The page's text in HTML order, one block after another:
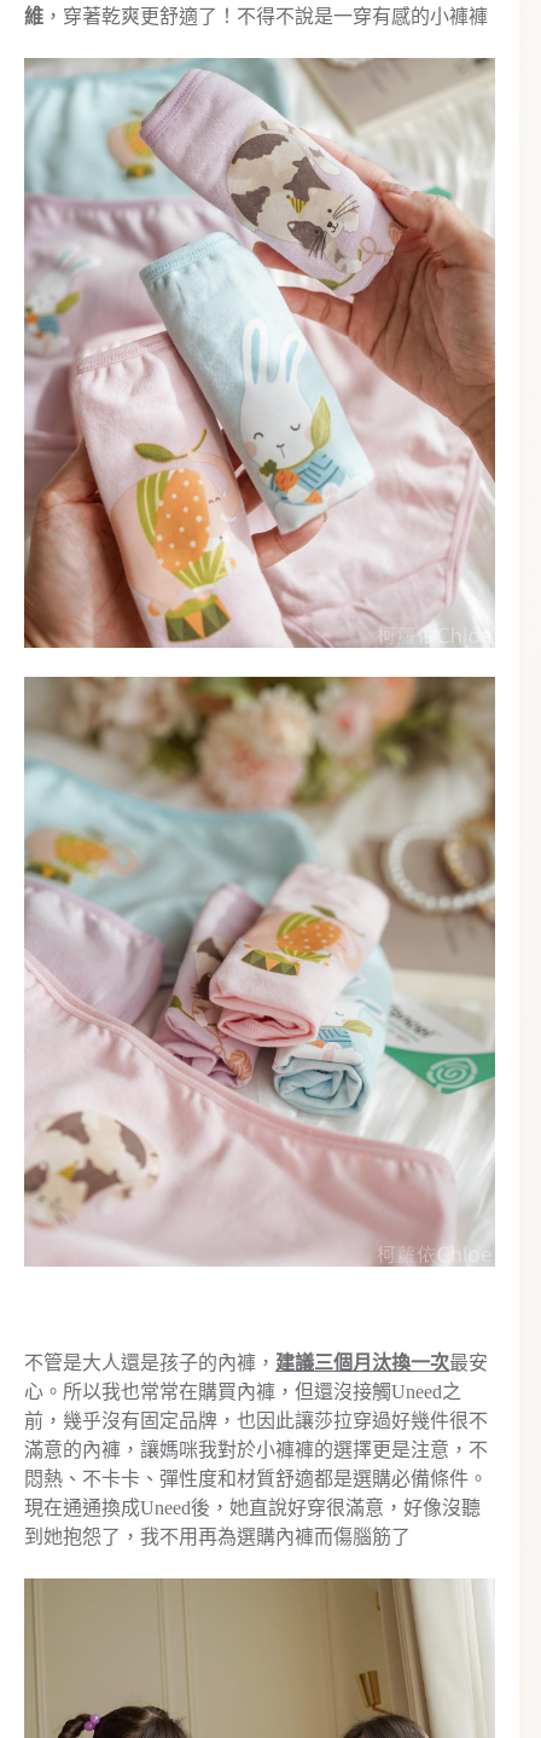
維 ，穿著乾爽更舒適了！不得不說是一穿有感的小褲褲
不管是大人還是孩子的內褲， 建議三個月汰換一次最安
心。所以我也常常在購買內褲，但還沒接觸Uneed之
前，幾乎沒有固定品牌，也因此讓莎拉穿過好幾件很不
滿意的內褲，讓媽咪我對於小褲褲的選擇更是注意，不
悶熱、不卡卡、彈性度和材質舒適都是選購必備條件。
現在通通換成Uneed後，她直說好穿很滿意，好像沒聽
到她抱怨了，我不用再為選購內褲而傷腦筋了